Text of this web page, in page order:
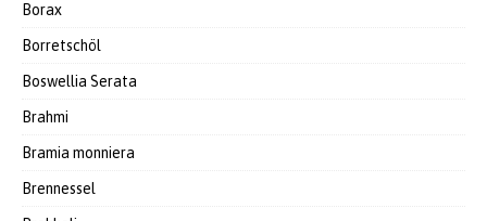
Borax
Borretschöl
Boswellia Serata
Brahmi
Bramia monniera
Brennessel